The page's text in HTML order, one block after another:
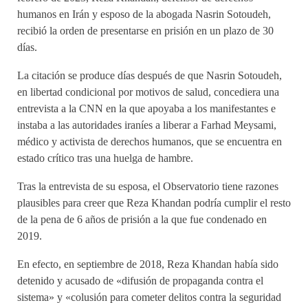
humanos en Irán y esposo de la abogada Nasrin Sotoudeh,
recibió la orden de presentarse en prisión en un plazo de 30
días.
La citación se produce días después de que Nasrin Sotoudeh,
en libertad condicional por motivos de salud, concediera una
entrevista a la CNN en la que apoyaba a los manifestantes e
instaba a las autoridades iraníes a liberar a Farhad Meysami,
médico y activista de derechos humanos, que se encuentra en
estado crítico tras una huelga de hambre.
Tras la entrevista de su esposa, el Observatorio tiene razones
plausibles para creer que Reza Khandan podría cumplir el resto
de la pena de 6 años de prisión a la que fue condenado en
2019.
En efecto, en septiembre de 2018, Reza Khandan había sido
detenido y acusado de «difusión de propaganda contra el
sistema» y «colusión para cometer delitos contra la seguridad